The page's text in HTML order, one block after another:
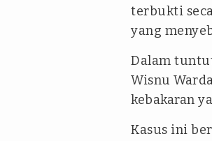
terbukti
yang
Dalam
Wisnu
kebakaran
Kasus ini